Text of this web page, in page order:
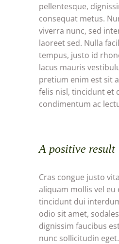
pellentesque,
consequat metus.
viverra nunc, sed
laoreet sed. Nulla
tempus, justo id
lacus mauris
pretium enim est sit
felis nisl, tincidunt et
condimentum ac
A positive result
Cras congue justo
aliquam mollis vel eu
tincidunt dui
odio sit amet,
dignissim faucibus
nunc sollicitudin